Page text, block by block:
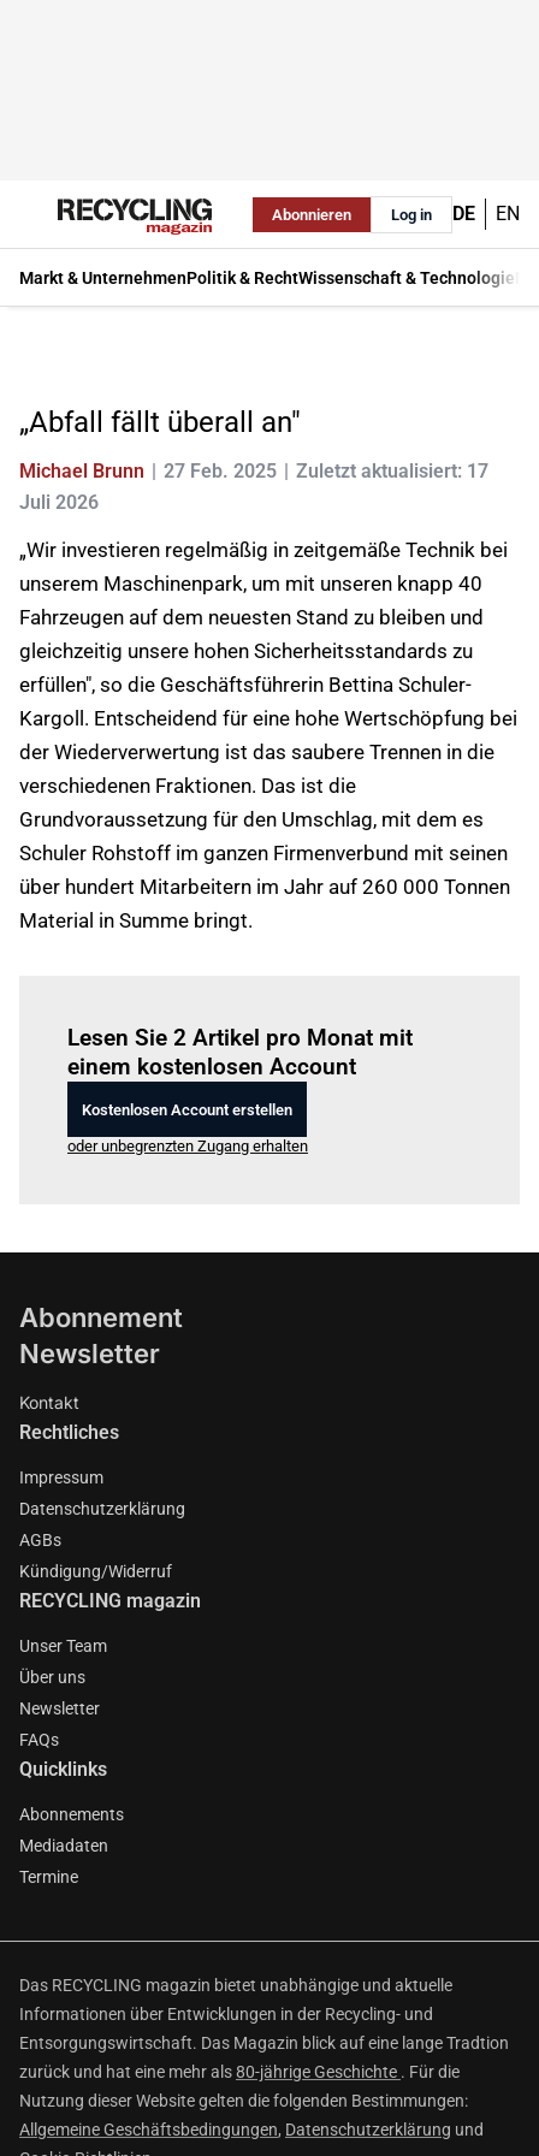
Abonnieren Log in DE EN
Markt & UnternehmenPolitik & RechtWissenschaft & Technologie
„Abfall fällt überall an"
Michael Brunn 27 Feb. 2025
Zuletzt aktualisiert: 17
Juli 2026
„Wir investieren regelmäßig in zeitgemäße Technik bei
unserem Maschinenpark, um mit unseren knapp 40
Fahrzeugen auf dem neuesten Stand zu bleiben und
gleichzeitig unsere hohen Sicherheitsstandards zu
erfüllen", so die Geschäftsführerin Bettina Schuler-
Kargoll. Entscheidend für eine hohe Wertschöpfung bei
der Wiederverwertung ist das saubere Trennen in die
verschiedenen Fraktionen. Das ist die
Grundvoraussetzung für den Umschlag, mit dem es
Schuler Rohstoff im ganzen Firmenverbund mit seinen
über hundert Mitarbeitern im Jahr auf 260 000 Tonnen
Material in Summe bringt.
Lesen Sie 2 Artikel pro Monat mit
einem kostenlosen Account
Kostenlosen Account erstellen
oder unbegrenzten Zugang erhalten
Abonnement
Newsletter
Kontakt
Rechtliches
Impressum
Datenschutzerklärung
AGBs
Kündigung/Widerruf
RECYCLING magazin
Unser Team
Über uns
Newsletter
FAQs
Quicklinks
Abonnements
Mediadaten
Termine
Das RECYCLING magazin bietet unabhängige und aktuelle
Informationen über Entwicklungen in der Recycling- und
Entsorgungswirtschaft. Das Magazin blick auf eine lange Tradtion
zurück und hat eine mehr als80-jährige Geschichte . Für die
Nutzung dieser Website gelten die folgenden Bestimmungen:
Allgemeine Geschäftsbedingungen, Datenschutzerklärung und